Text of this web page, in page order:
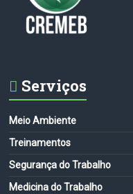
Serviços
Meio Ambiente
Treinamentos
Segurança do Trabalho
Medicina do Trabalho